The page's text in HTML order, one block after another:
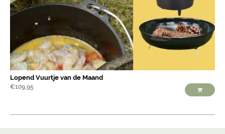
Lopend Vuurtje van de Maand
€109,95